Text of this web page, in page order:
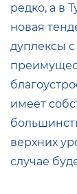
редко, а в
новая
дуплексы
имеет
верхних
случае